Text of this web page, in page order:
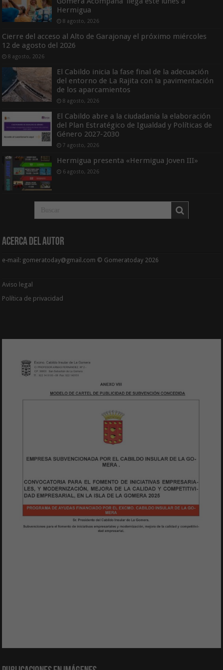
Hermigua
8 agosto, 2026
Cierre del acceso al Alto de Garajonay el próximo miércoles
12 de agosto del 2026
8 agosto, 2026
El Cabildo inicia la fase final de la adecuación
del entorno de La Rajita con la pavimentación
de los aparcamientos
8 agosto, 2026
El Cabildo abre a la ciudadanía la elaboración
del Plan Estratégico de Igualdad y Políticas de
Género 2027-2030
7 agosto, 2026
Hermigua presenta «Hermigua Joven III»
6 agosto, 2026
Acerca del Autor
e-mail: gomeratoday@gmail.com © Gomeratoday 2026
Aviso legal
Política de privacidad